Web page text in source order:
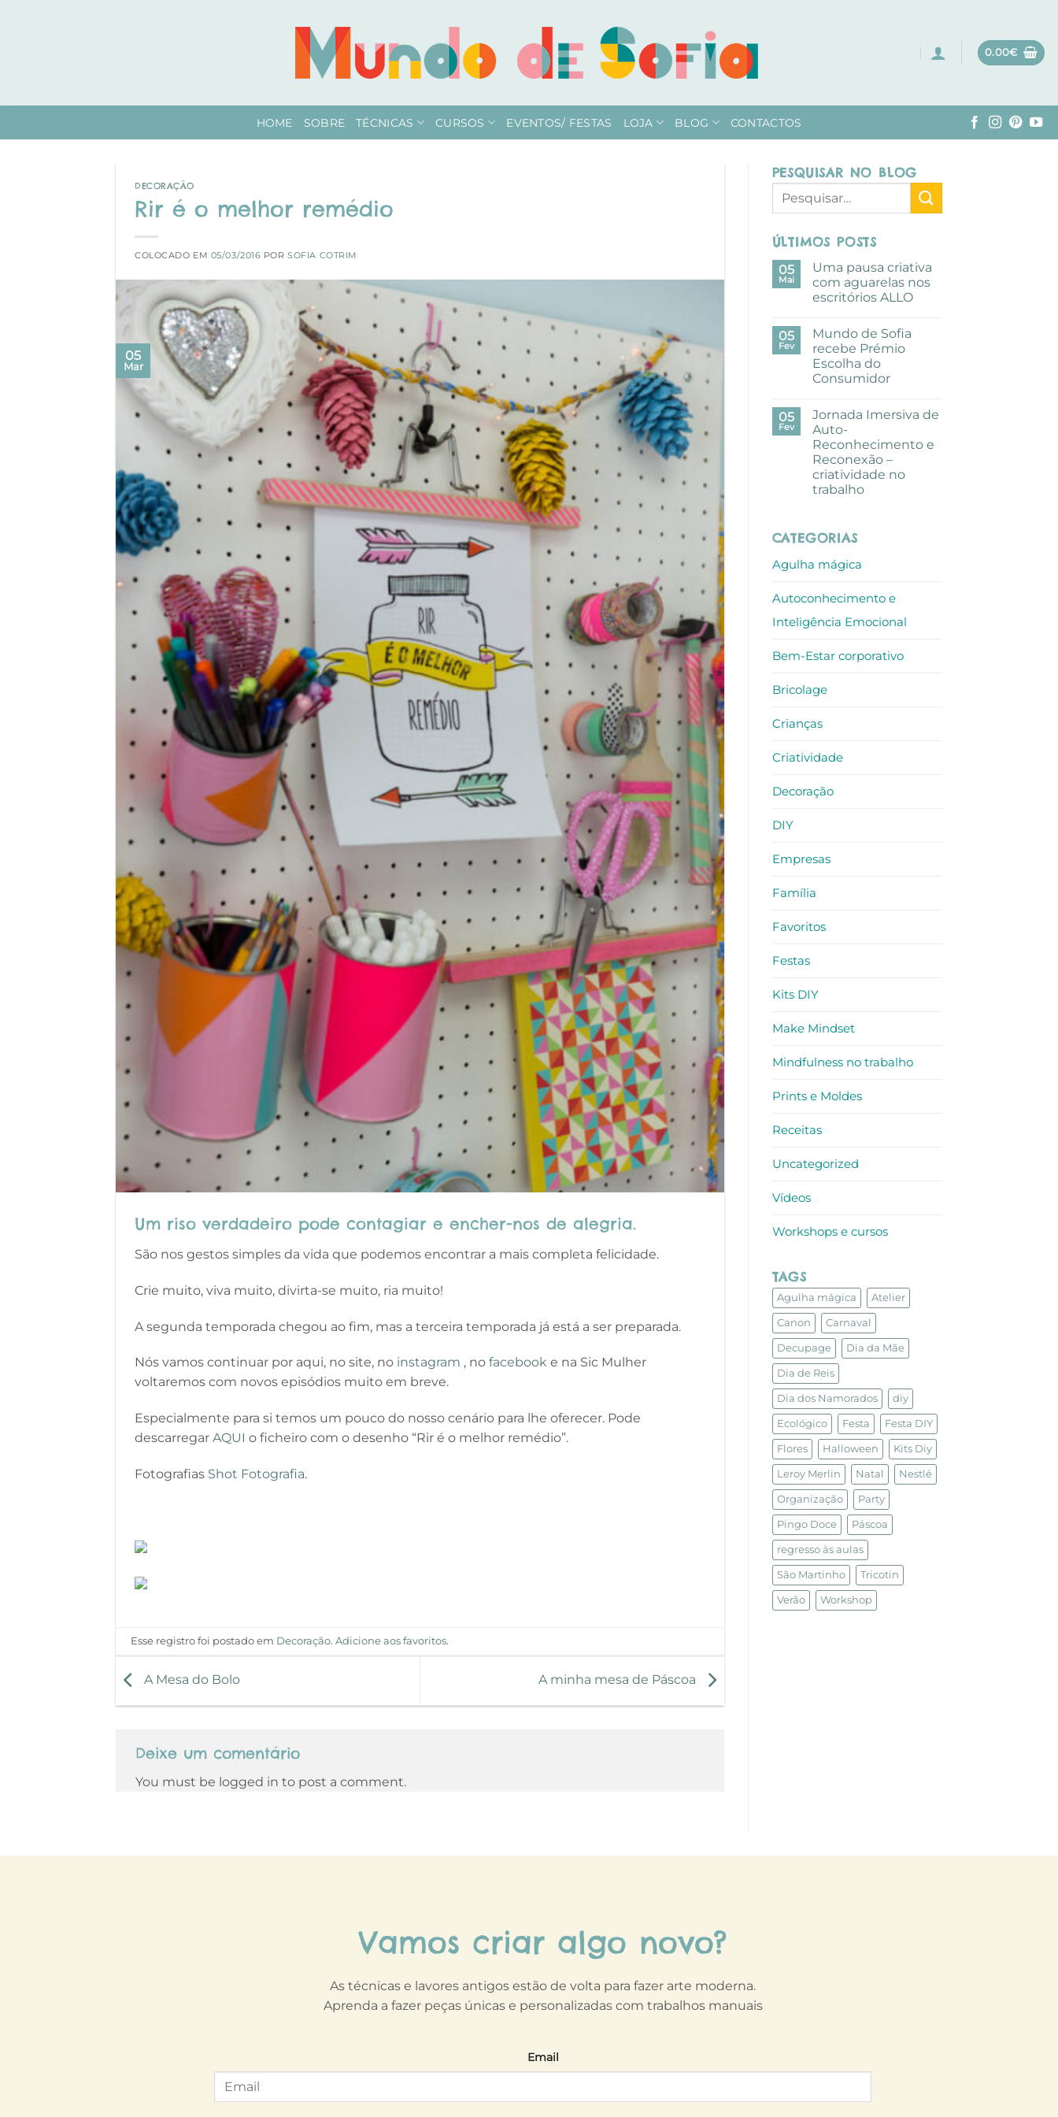
0.00€
HOME SOBRE TÉCNICAS CURSOS EVENTOS/ FESTAS LOJA BLOG CONTACTOS
DECORAÇÃO
Rir é o melhor remédio
COLOCADO EM 05/03/2016 PORSOFIA COTRIM
05
Mar
Um riso verdadeiro pode contagiar e encher-nos de alegria.
São nos gestos simples da vida que podemos encontrar a mais completa felicidade.
Crie muito, viva muito, divirta-se muito, ria muito!
A segunda temporada chegou ao fim, mas a terceira temporada já está a ser preparada.
Nós vamos continuar por aqui, no site, no instagram , no facebook e na Sic Mulher
voltaremos com novos episódios muito em breve.
Especialmente para si temos um pouco do nosso cenário para lhe oferecer. Pode
descarregar AQUI o ficheiro com o desenho “Rir é o melhor remédio”.
Fotografias Shot Fotografia.
Esse registro foi postado em Decoração.Adicione aos favoritos.
A Mesa do Bolo A minha mesa de Páscoa
Deixe um comentário
You must be logged in to post a comment.
PESQUISAR NO BLOG
ÚLTIMOS POSTS
05
Mai
Uma pausa criativa
com aguarelas nos
escritórios ALLO
em
Uma
pausa
criativa
com
aguarelas
ALLO
05
Fev
Mundo de Sofia
recebe Prémio
Escolha do
Consumidor
em
Mundo
de
Sofia
recebe
Prémio
Escolha
do
Consumidor
05
Fev
Jornada Imersiva de
Auto-
Reconhecimento e
Reconexão –
criatividade no
trabalho
Jornada
Imersiva
Auto-
Reconexão
criatividade
no
CATEGORIAS
Agulha mágica
Autoconhecimento e
Inteligência Emocional
Bem-Estar corporativo
Bricolage
Crianças
Criatividade
Decoração
DIY
Empresas
Família
Favoritos
Festas
Kits DIY
Make Mindset
Mindfulness no trabalho
Prints e Moldes
Receitas
Uncategorized
Vídeos
Workshops e cursos
TAGS
Agulha mágica Atelier
Canon Carnaval
Decupage Dia da Mãe
Dia de Reis
Dia dos Namorados diy
Ecológico Festa Festa DIY
Flores Halloween Kits Diy
Leroy Merlin Natal Nestlé
Organização Party
Pingo Doce Páscoa
regresso às aulas
São Martinho Tricotin
Verão Workshop
Vamos criar algo novo?
As técnicas e lavores antigos estão de volta para fazer arte moderna.
Aprenda a fazer peças únicas e personalizadas com trabalhos manuais
Email